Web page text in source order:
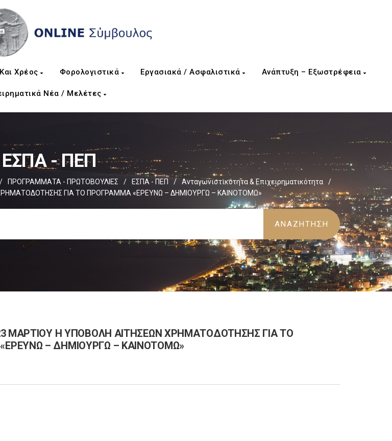
Χρέος Φορολογιστικά Εργασιακά / Ασφαλιστικά Ανάπτυξη – Εξωστρέφεια
Νέα / Μελέτες
ΕΣΠΑ - ΠΕΠ
/ ΠΡΟΓΡΑΜΜΑΤΑ - ΠΡΩΤΟΒΟΥΛΙΕΣ / ΕΣΠΑ - ΠΕΠ / Ανταγωνιστικότητα & Επιχειρηματικότητα
/
ΓΙΑ ΤΟ ΠΡΟΓΡΑΜΜΑ «ΕΡΕΥΝΩ – ΔΗΜΙΟΥΡΓΩ – ΚΑΙΝΟΤΟΜΩ»
ΜΑΡΤΙΟΥ Η ΥΠΟΒΟΛΗ ΑΙΤΗΣΕΩΝ ΧΡΗΜΑΤΟΔΟΤΗΣΗΣ ΓΙΑ ΤΟ
– ΔΗΜΙΟΥΡΓΩ – ΚΑΙΝΟΤΟΜΩ»